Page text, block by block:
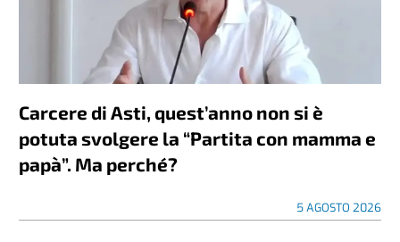
Carcere di Asti, quest’anno non si è
potuta svolgere la “Partita con mamma e
papà”. Ma perché?
5 AGOSTO 2026